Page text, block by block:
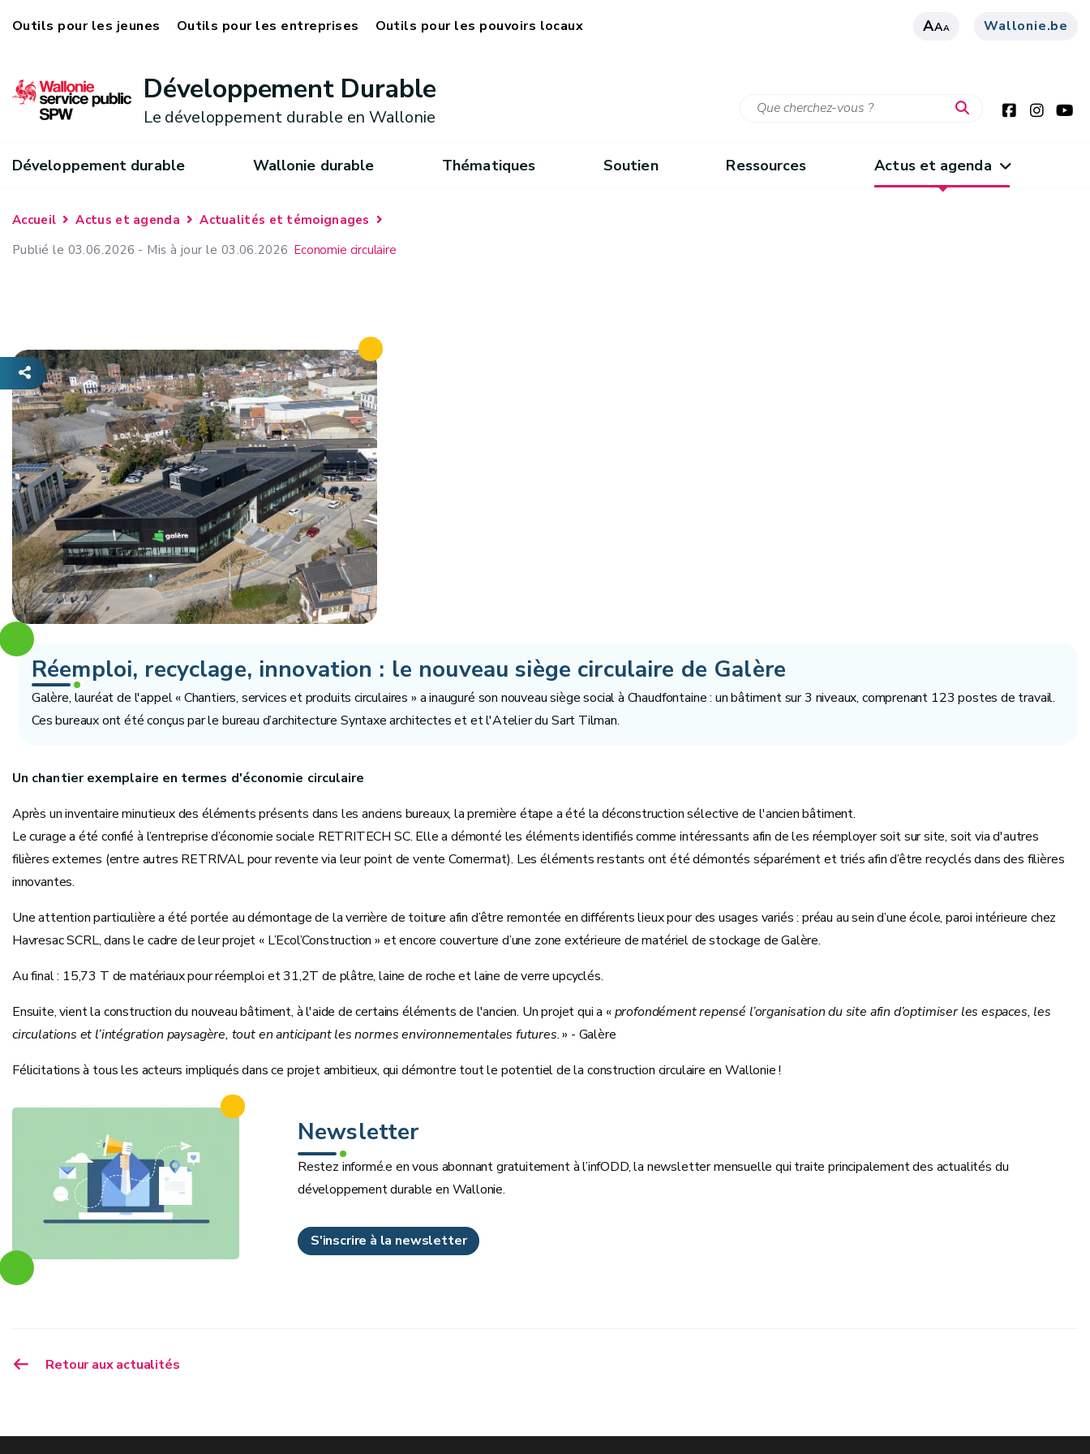
Outils pour les jeunes Outils pour les entreprises Outils pour les pouvoirs locaux AAA Wallonie.be
Développement Durable
Le développement durable en Wallonie
Développement durable Wallonie durable Thématiques Soutien Ressources Actus et agenda
Accueil Actus et agenda
Actualités et témoignages
Publié le 03.06.2026 - Mis à jour le 03.06.2026 Economie circulaire
Réemploi, recyclage, innovation : le nouveau siège circulaire de Galère
Galère, lauréat de l'appel « Chantiers, services et produits circulaires » a inauguré son nouveau siège social à Chaudfontaine : un bâtiment sur 3 niveaux, comprenant 123 postes de travail.
Ces bureaux ont été conçus par le bureau d’architecture Syntaxe architectes et et l'Atelier du Sart Tilman.
Un chantier exemplaire en termes d'économie circulaire
Après un inventaire minutieux des éléments présents dans les anciens bureaux, la première étape a été la déconstruction sélective de l'ancien bâtiment.
Le curage a été confié à l’entreprise d’économie sociale RETRITECH SC. Elle a démonté les éléments identifiés comme intéressants afin de les réemployer soit sur site, soit via d'autres
filières externes (entre autres RETRIVAL pour revente via leur point de vente Cornermat). Les éléments restants ont été démontés séparément et triés afin d’être recyclés dans des filières
innovantes.
Une attention particulière a été portée au démontage de la verrière de toiture afin d’être remontée en différents lieux pour des usages variés : préau au sein d’une école, paroi intérieure chez
Havresac SCRL, dans le cadre de leur projet « L’Ecol’Construction » et encore couverture d’une zone extérieure de matériel de stockage de Galère.
Au final : 15,73 T de matériaux pour réemploi et 31,2T de plâtre, laine de roche et laine de verre upcyclés.
Ensuite, vient la construction du nouveau bâtiment, à l'aide de certains éléments de l'ancien. Un projet qui a «profondément repensé l’organisation du site afin d’optimiser les espaces, les
circulations et l’intégration paysagère, tout en anticipant les normes environnementales futures. » - Galère
Félicitations à tous les acteurs impliqués dans ce projet ambitieux, qui démontre tout le potentiel de la construction circulaire en Wallonie !
Newsletter
Restez informé.e en vous abonnant gratuitement à l’infODD, la newsletter mensuelle qui traite principalement des actualités du
développement durable en Wallonie.
S'inscrire à la newsletter
Retour aux actualités